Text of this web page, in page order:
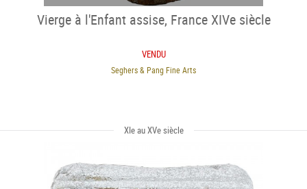
Vierge à l'Enfant assise, France XIVe siècle
VENDU
Seghers & Pang Fine Arts
XIe au XVe siècle